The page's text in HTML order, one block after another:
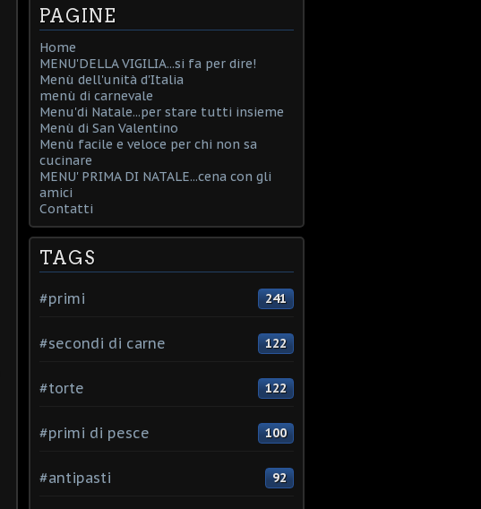
PAGINE
Home
MENU'DELLA VIGILIA...si fa per dire!
Menù dell'unità d'Italia
menù di carnevale
Menu'di Natale...per stare tutti insieme
Menù di San Valentino
Menù facile e veloce per chi non sa
cucinare
MENU' PRIMA DI NATALE...cena con gli
amici
Contatti
TAGS
#primi 241
#secondi di carne 122
#torte 122
#primi di pesce 100
#antipasti 92